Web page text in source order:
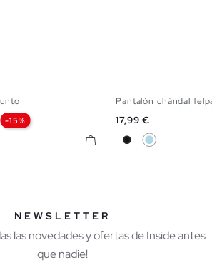
-15%
Pantalón chándal felpa
Precio
17,99 €
NegroAzul Claro
NEWSLETTER
las novedades y ofertas de Inside antes
que nadie!